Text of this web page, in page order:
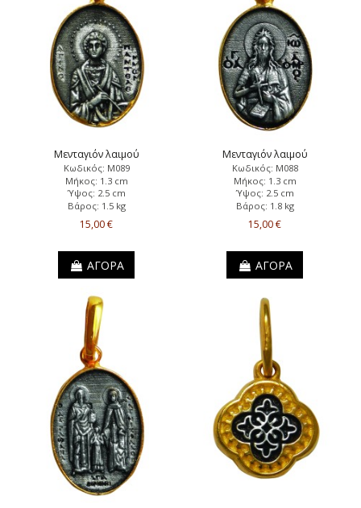
Μενταγιόν λαιμού
Κωδικός: Μ089
Μήκος: 1.3 cm
Ύψος: 2.5 cm
Βάρος: 1.5 kg
15,00 €
ΑΓΟΡΑ
Μενταγιόν λαιμού
Κωδικός: Μ088
Μήκος: 1.3 cm
Ύψος: 2.5 cm
Βάρος: 1.8 kg
15,00 €
ΑΓΟΡΑ